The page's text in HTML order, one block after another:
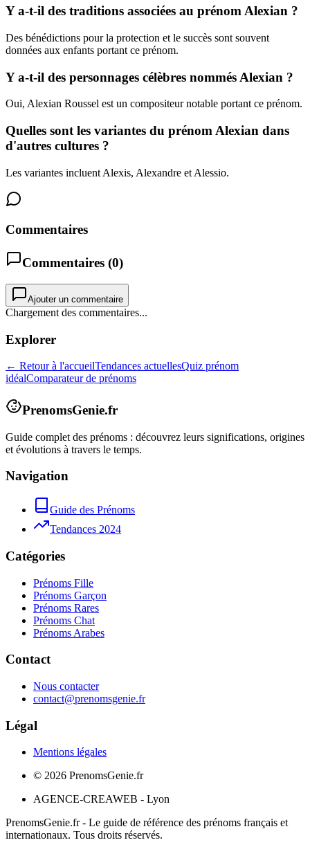
Y a-t-il des traditions associées au prénom Alexian ?
Des bénédictions pour la protection et le succès sont souvent
données aux enfants portant ce prénom.
Y a-t-il des personnages célèbres nommés Alexian ?
Oui, Alexian Roussel est un compositeur notable portant ce prénom.
Quelles sont les variantes du prénom Alexian dans
d'autres cultures ?
Les variantes incluent Alexis, Alexandre et Alessio.
Commentaires
Commentaires (0)
Ajouter un commentaire
Chargement des commentaires...
Explorer
← Retour à l'accueilTendances actuellesQuiz prénom
idéalComparateur de prénoms
PrenomsGenie.fr
Guide complet des prénoms : découvrez leurs significations, origines
et évolutions à travers le temps.
Navigation
Guide des Prénoms
Tendances 2024
Catégories
Prénoms Fille
Prénoms Garçon
Prénoms Rares
Prénoms Chat
Prénoms Arabes
Contact
Nous contacter
contact@prenomsgenie.fr
Légal
Mentions légales
© 2026 PrenomsGenie.fr
AGENCE-CREAWEB - Lyon
PrenomsGenie.fr - Le guide de référence des prénoms français et
internationaux. Tous droits réservés.